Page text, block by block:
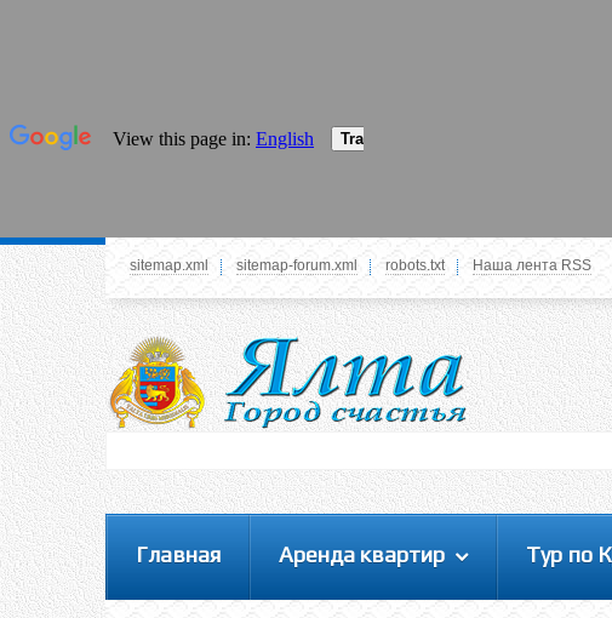
У вас нет прав просматривать данное меню,
пожалуйста, войдите на сайт под своим
логином или зарегестрируйтесь! Это позволит
вам пользоваться всеми функциями нашего
sitemap.xml sitemap-forum.xml robots.txt Наша лента RSS
Главная Аренда квартир Тур по